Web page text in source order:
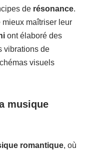
de résonance.
maîtriser leur
ont élaboré des
vibrations de
visuels
musique
romantique, où